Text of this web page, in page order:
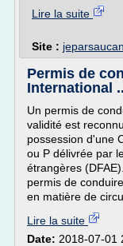
Lire la suite
Site :
Permis de
International
Un permis de
validité est
possession d'une
ou P délivrée par
étrangères
permis de
en matière de
Lire la suite
Date: 2018-07-01